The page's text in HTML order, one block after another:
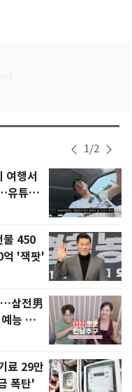
1/2
여행서
유튜브
물 450
억 '잭팟'
삼전男
능 화
료 29만
폭탄'